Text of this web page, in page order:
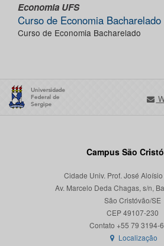
Economia UFS
Curso de Economia Bacharelado
Curso de Economia Bacharelado
Campus São
Cidade Univ. Prof. José
Av. Marcelo Deda Chagas, s/n,
São Cristóvão/SE
CEP 49107-230
Localização